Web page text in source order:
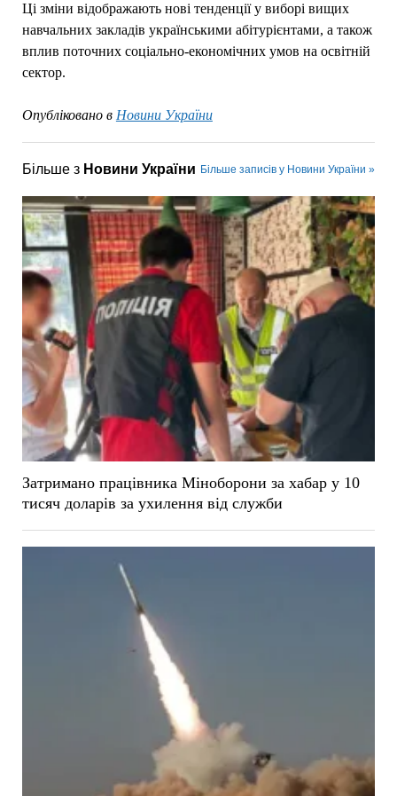
Ці зміни відображають нові тенденції у виборі вищих
навчальних закладів українськими абітурієнтами, а також
вплив поточних соціально-економічних умов на освітній
сектор.
Опубліковано в Новини України
Більше з Новини України Більше записів у Новини України »
Затримано працівника Міноборони за хабар у 10
тисяч доларів за ухилення від служби